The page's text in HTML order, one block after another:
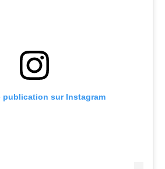
publication sur Instagram